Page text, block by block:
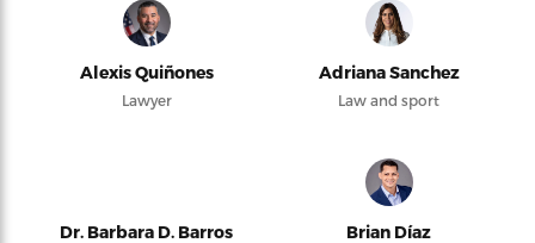
Alexis Quiñones
Lawyer
Adriana Sanchez
Law and sport
Dr. Barbara D. Barros Brian Díaz